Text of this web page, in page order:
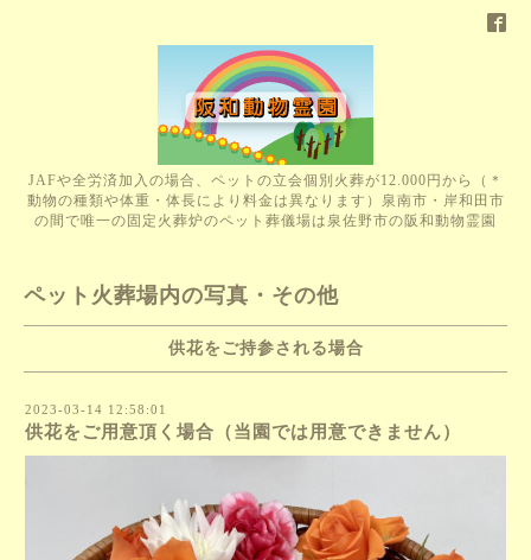
JAFや全労済加入の場合、ペットの立会個別火葬が12.000円から（＊
動物の種類や体重・体長により料金は異なります）泉南市・岸和田市
の間で唯一の固定火葬炉のペット葬儀場は泉佐野市の阪和動物霊園
ペット火葬場内の写真・その他
供花をご持参される場合
2023-03-14 12:58:01
供花をご用意頂く場合（当園では用意できません）